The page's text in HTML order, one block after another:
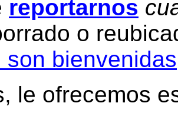
reportarnos
o
son bienvenidas
le ofrecemos